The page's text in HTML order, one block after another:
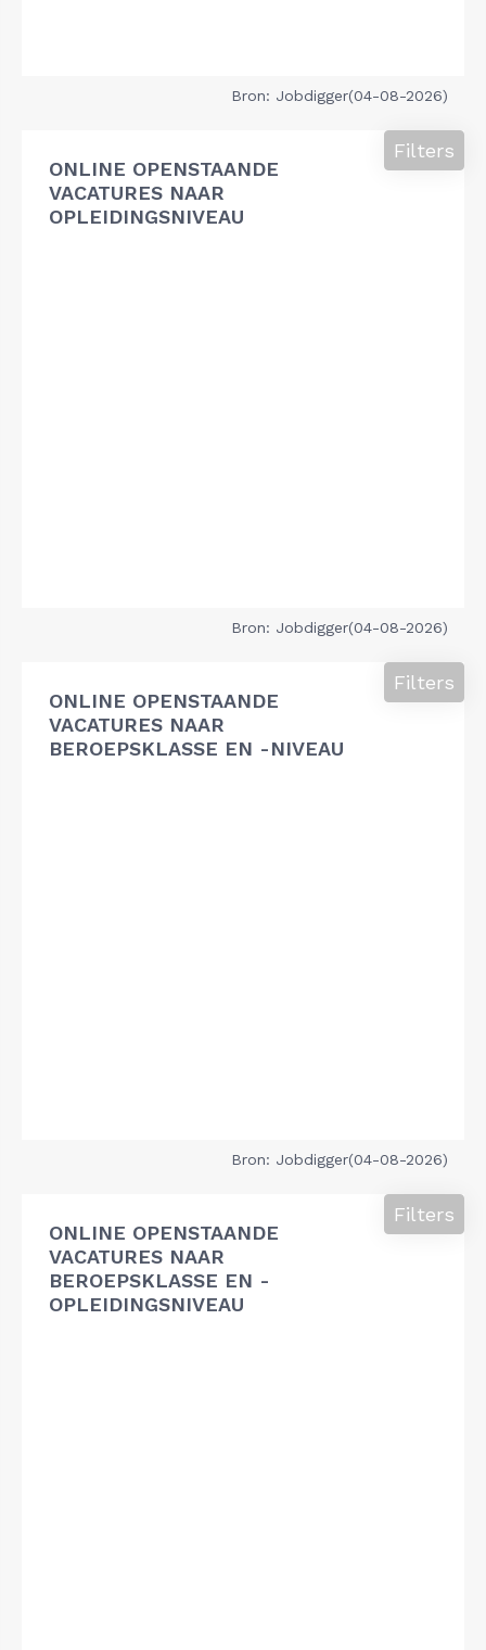
Bron: Jobdigger(04-08-2026)
ONLINE OPENSTAANDE
VACATURES NAAR
OPLEIDINGSNIVEAU
Filters
Bron: Jobdigger(04-08-2026)
ONLINE OPENSTAANDE
VACATURES NAAR
BEROEPSKLASSE EN -NIVEAU
Filters
Bron: Jobdigger(04-08-2026)
ONLINE OPENSTAANDE
VACATURES NAAR
BEROEPSKLASSE EN -
OPLEIDINGSNIVEAU
Filters